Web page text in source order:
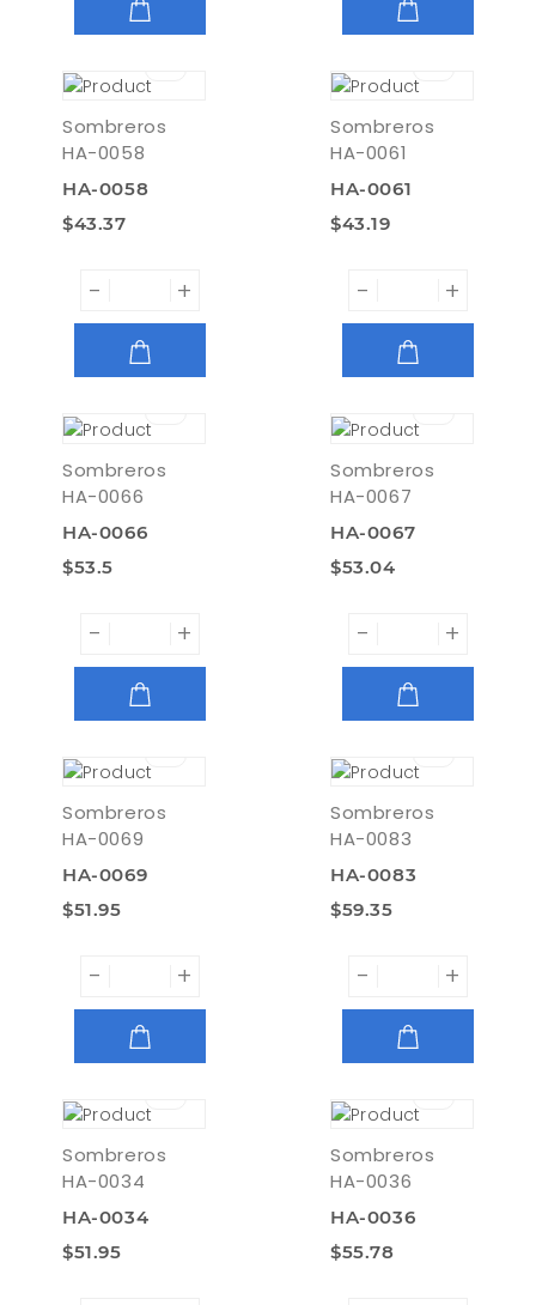
Sombreros
HA-0058
HA-0058
$43.37
- +
Sombreros
HA-0061
HA-0061
$43.19
- +
Sombreros
HA-0066
HA-0066
$53.5
- +
Sombreros
HA-0067
HA-0067
$53.04
- +
Sombreros
HA-0069
HA-0069
$51.95
- +
Sombreros
HA-0083
HA-0083
$59.35
- +
Sombreros
HA-0034
HA-0034
$51.95
Sombreros
HA-0036
HA-0036
$55.78